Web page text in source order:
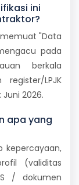
ini
"Data
pada
berkala
LPJK
2026.
apa yang
kepercayaan,
(validitas
/ dokumen